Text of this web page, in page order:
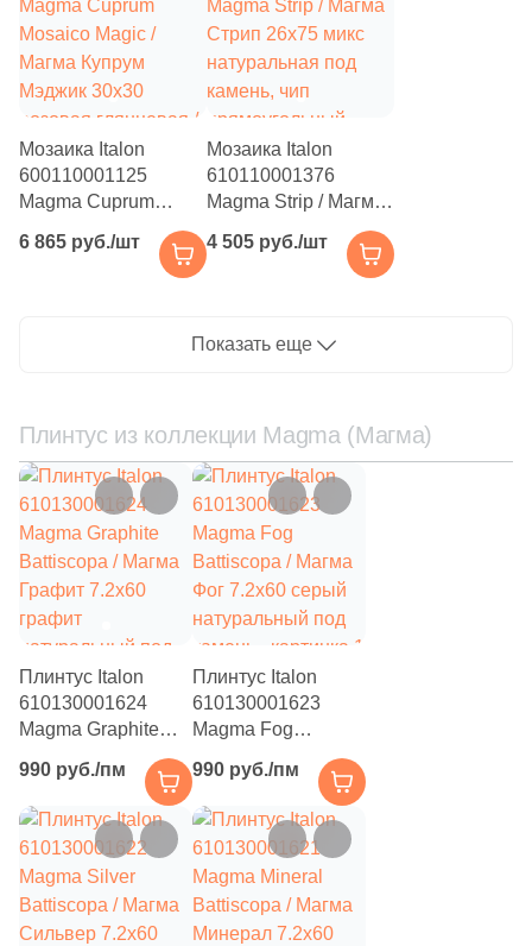
Геометрия (486
Гранит (8)
Дерево (172)
Животные ( 58
Изображения (219
Кирпич (22)
Линии (34)
Лофт (73)
Майолика (70)
Металл (62)
Мозаика (
Морские мотивы ( 39)
Обои (112 )
Овощи и фрукты ( 26)
Оникс (45 )
пятиугольный
квадратный
Мозаика Italon
600110001125
Magma Cuprum
Магма Купрум
6 865 руб./шт
Мозаика Italon
610110001376
Magma Strip / Магма
Стрип 26x75 микс
натуральная под
4 505 руб./шт
Показать еще
Плинтус из коллекции Magma (Магма)
Плинтус Italon
610130001624
Magma Graphite
Battiscopa / Магма
Графит 7.2x60
графит
натуральный под
камень
990 руб./пм
Плинтус Italon
610130001623
Magma Fog
Battiscopa / Магма
Фог 7.2x60 серый
натуральный под
990 руб./пм